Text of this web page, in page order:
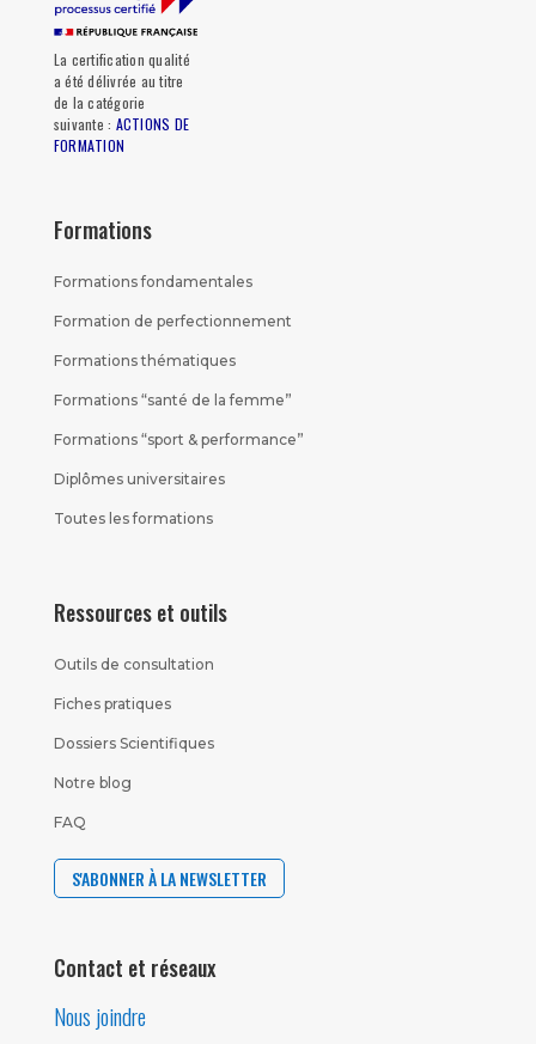
La certification qualité
a été délivrée au titre
de la catégorie
suivante : ACTIONS DE
FORMATION
Formations
Formations fondamentales
Formation de perfectionnement
Formations thématiques
Formations “santé de la femme”
Formations “sport & performance”
Diplômes universitaires
Toutes les formations
Ressources et outils
Outils de consultation
Fiches pratiques
Dossiers Scientifiques
Notre blog
FAQ
S'ABONNER À LA NEWSLETTER
Contact et réseaux
Nous joindre